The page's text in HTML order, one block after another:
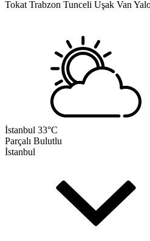
Tokat Trabzon Tunceli Uşak Van
İstanbul 33°C
Parçalı Bulutlu
İstanbul